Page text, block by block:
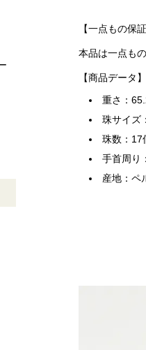
【一点もの保証
本品は一点も
【商品データ】
重さ：
珠サイズ
珠数：17
手首周り
産地：ペ